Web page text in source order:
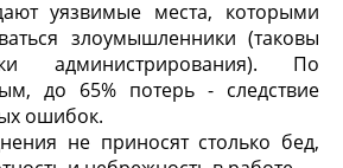
уязвимые места, которыми
злоумышленники (таковы
администрирования). По
до 65% потерь - следствие
ошибок.
не приносят столько бед,